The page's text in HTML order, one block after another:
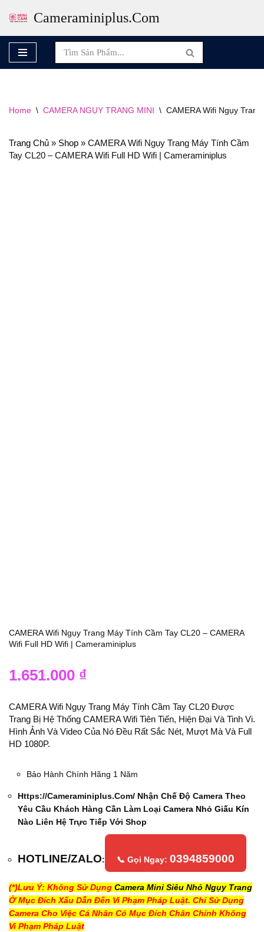
To
Content
Cameraminiplus.com
Home \ CAMERA NGỤY TRANG MINI \ CAMERA Wifi Ngụy
Trang Chủ » Shop » CAMERA Wifi Ngụy Trang Máy Tính Cầm
Tay CL20 – CAMERA Wifi Full HD Wifi | Cameraminiplus
CAMERA Wifi Ngụy Trang Máy Tính Cầm Tay CL20 – CAMERA
Wifi Full HD Wifi | Cameraminiplus
1.651.000 ₫
CAMERA Wifi Ngụy Trang Máy Tính Cầm Tay CL20 Được
Trang Bị Hệ Thống CAMERA Wifi Tiên Tiến, Hiện Đại Và Tinh Vi.
Hình Ảnh Và Video Của Nó Đều Rất Sắc Nét, Mượt Mà Và Full
HD 1080P.
Bảo Hành Chính Hãng 1 Năm
Https://cameraminiplus.com/ Nhận Chế Độ Camera Theo
Yêu Cầu Khách Hàng Cần Làm Loại Camera Nhỏ Giấu Kín
Nào Liên Hệ Trực Tiếp Với Shop
HOTLINE/ZALO: 📞 Gọi Ngay: 0394859000
(*)Lưu Ý: Không Sử Dụng Camera Mini Siêu Nhỏ Ngụy Trang
Ở Mục Đích Xấu Dẫn Đến Vi Phạm Pháp Luật. Chỉ Sử Dụng
Camera Cho Việc Cá Nhân Có Mục Đích Chân Chính Không
Vi Phạm Pháp Luật